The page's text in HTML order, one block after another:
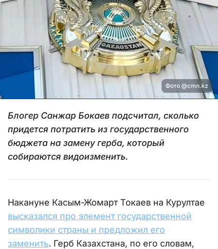
Фото @cmn.kz
Блогер Санжар Бокаев подсчитал, сколько
придется потратить из государственного
бюджета на замену герба, который
собираются видоизменить.
Накануне Касым-Жомарт Токаев на Курултае
высказался про элемент государственной
символики страны и предложил его
заменить. Герб Казахстана, по его словам,